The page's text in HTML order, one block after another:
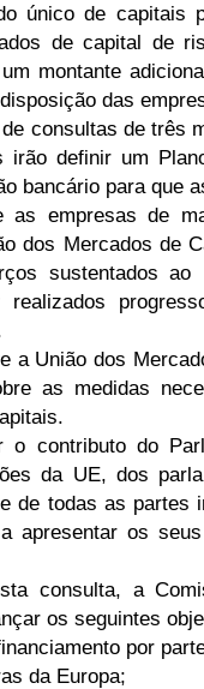
único de capitais
de capital de
montante
das
consultas de três
irão definir um
bancário para que
as empresas de
dos Mercados de
sustentados
a União dos
as medidas
o contributo do
da UE, dos
de todas as partes
apresentar os
consulta, a
os seguintes
por
da Europa;